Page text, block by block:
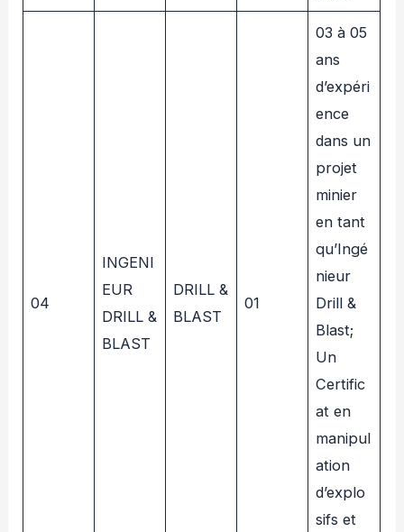
04
INGENI
EUR
DRILL &
BLAST
DRILL &
BLAST
01
03 à 05
ans
d’expéri
ence
dans un
projet
minier
en tant
qu’Ingé
nieur
Drill &
Blast;
Un
Certific
at en
manipul
ation
d’explo
sifs et